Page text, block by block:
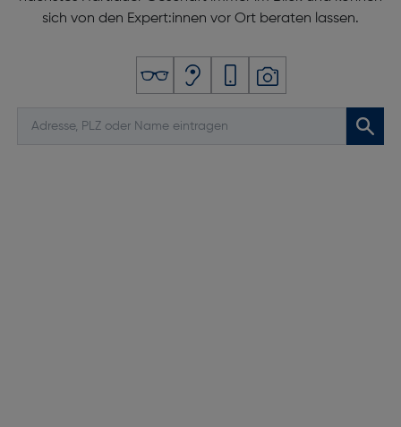
sich von den Expert:innen vor Ort beraten lassen.